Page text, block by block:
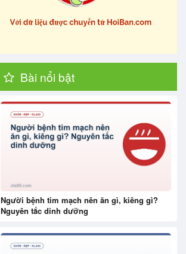
Bài nổi bật
Người bệnh tim mạch nên ăn gì, kiêng gì?
Nguyên tắc dinh dưỡng